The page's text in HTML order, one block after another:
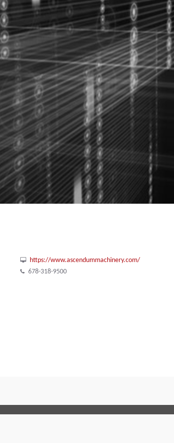
https://www.ascendummachinery.com/
678-318-9500